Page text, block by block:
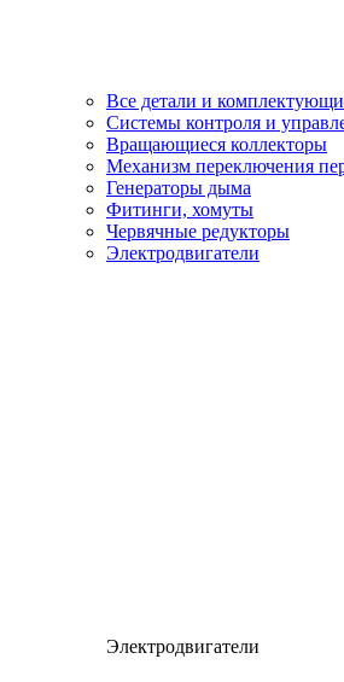
Все детали и
Системы контроля и
Вращающиеся коллекторы
Механизм переключения
Генераторы дыма
Фитинги, хомуты
Червячные редукторы
Электродвигатели
Электродвигатели